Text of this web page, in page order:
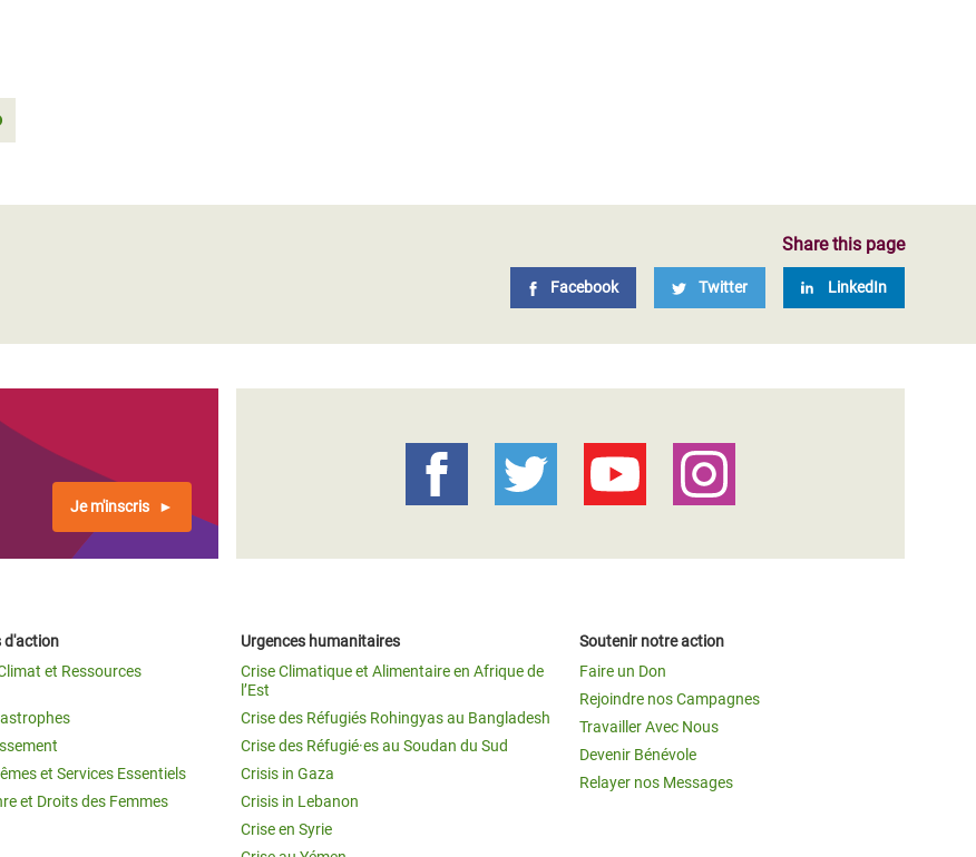
Share this page
Facebook Twitter LinkedIn
Je m'inscris
d'action
et Ressources
et Services Essentiels
et Droits des Femmes
Urgences humanitaires
Crise Climatique et Alimentaire en Afrique de
l’Est
Crise des Réfugiés Rohingyas au Bangladesh
Crise des Réfugié·es au Soudan du Sud
Crisis in Gaza
Crisis in Lebanon
Crise en Syrie
Soutenir notre action
Faire un Don
Rejoindre nos Campagnes
Travailler Avec Nous
Devenir Bénévole
Relayer nos Messages